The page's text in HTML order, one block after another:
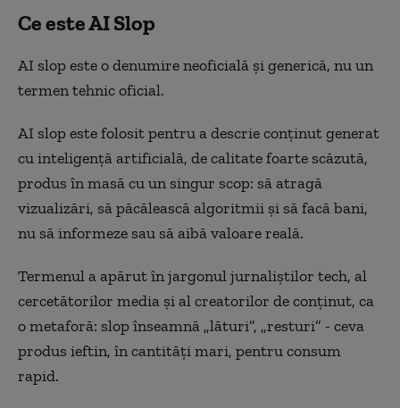
Ce este AI Slop
AI slop este o denumire neoficială și generică, nu un
termen tehnic oficial.
AI slop este folosit pentru a descrie conținut generat
cu inteligență artificială, de calitate foarte scăzută,
produs în masă cu un singur scop: să atragă
vizualizări, să păcălească algoritmii și să facă bani,
nu să informeze sau să aibă valoare reală.
Termenul a apărut în jargonul jurnaliștilor tech, al
cercetătorilor media și al creatorilor de conținut, ca
o metaforă: slop înseamnă „lături”, „resturi” - ceva
produs ieftin, în cantități mari, pentru consum
rapid.